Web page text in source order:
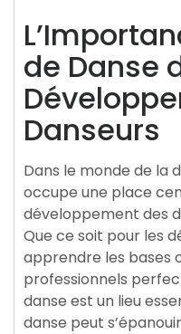
de Danse
Danseurs
Dans le monde de la
occupe une place
développement des
Que ce soit pour les
apprendre les bases
professionnels
danse est un lieu
danse peut